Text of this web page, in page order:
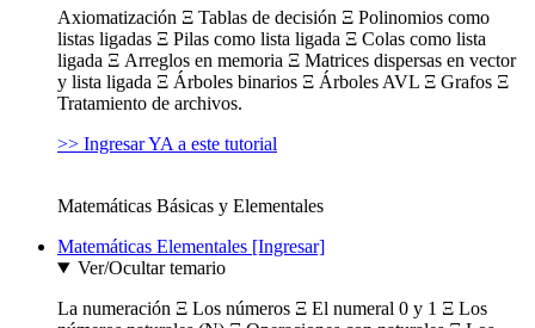
Axiomatización Ξ Tablas de decisión Ξ Polinomios como
listas ligadas Ξ Pilas como lista ligada Ξ Colas como lista
ligada Ξ Arreglos en memoria Ξ Matrices dispersas en vector
y lista ligada Ξ Árboles binarios Ξ Árboles AVL Ξ Grafos Ξ
Tratamiento de archivos.
>> Ingresar YA a este tutorial
Matemáticas Básicas y Elementales
Matemáticas Elementales [Ingresar]
Ver/Ocultar temario
La numeración Ξ Los números Ξ El numeral 0 y 1 Ξ Los